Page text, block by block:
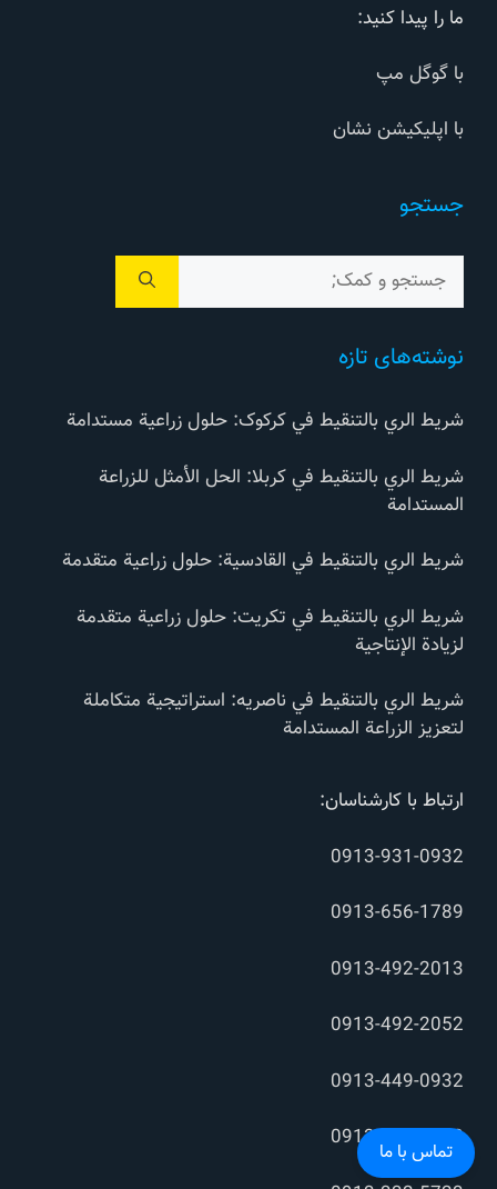
ما را پیدا کنید:
با گوگل مپ
با اپلیکیشن نشان
جستجو
برای:
نوشته‌های تازه
شريط الري بالتنقيط في کرکوک: حلول زراعية مستدامة
شريط الري بالتنقيط في كربلا: الحل الأمثل للزراعة
المستدامة
شريط الري بالتنقيط في القادسية: حلول زراعية متقدمة
شريط الري بالتنقيط في تكريت: حلول زراعية متقدمة
لزيادة الإنتاجية
شريط الري بالتنقيط في ناصریه: استراتيجية متكاملة
لتعزيز الزراعة المستدامة
ارتباط با کارشناسان:
0913-931-0932
0913-656-1789
0913-492-2013
0913-492-2052
0913-449-0932
0913-931-0932
تماس با ما